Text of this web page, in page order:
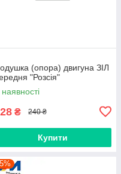
(опора) двигуна ЗІЛ
"Розсія"
₴ 240 ₴
Купити